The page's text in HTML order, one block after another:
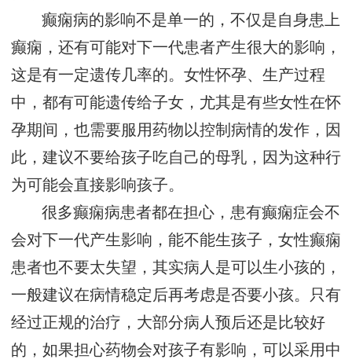
癫痫病的影响不是单一的，不仅是自身患上
癫痫，还有可能对下一代患者产生很大的影响，
这是有一定遗传几率的。女性怀孕、生产过程
中，都有可能遗传给子女，尤其是有些女性在怀
孕期间，也需要服用药物以控制病情的发作，因
此，建议不要给孩子吃自己的母乳，因为这种行
为可能会直接影响孩子。
很多癫痫病患者都在担心，患有癫痫症会不
会对下一代产生影响，能不能生孩子，女性癫痫
患者也不要太失望，其实病人是可以生小孩的，
一般建议在病情稳定后再考虑是否要小孩。只有
经过正规的治疗，大部分病人预后还是比较好
的，如果担心药物会对孩子有影响，可以采用中